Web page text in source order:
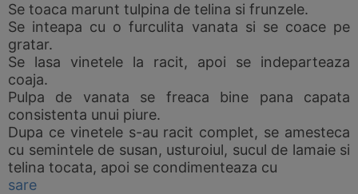
Se toaca marunt tulpina de telina si frunzele.
Se inteapa cu o furculita vanata si se coace pe
gratar.
Se lasa vinetele la racit, apoi se indeparteaza
coaja.
Pulpa de vanata se freaca bine pana capata
consistenta unui piure.
Dupa ce vinetele s-au racit complet, se amesteca
cu semintele de susan, usturoiul, sucul de lamaie si
telina tocata, apoi se condimenteaza cu
sare